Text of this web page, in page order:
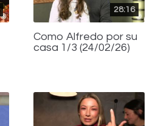
28:16
Como Alfredo por su
casa 1/3 (24/02/26)